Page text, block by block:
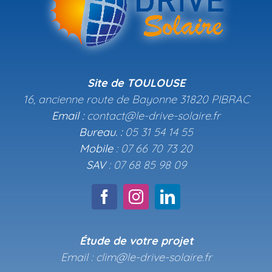
Site de TOULOUSE
16, ancienne route de Bayonne 31820 PIBRAC
Email :contact@le-drive-solaire.fr
Bureau. :05 31 54 14 55
Mobile: 07 66 70 73 20
SAV: 07 68 85 98 09
Étude de votre projet
Email : clim@le-drive-solaire.fr